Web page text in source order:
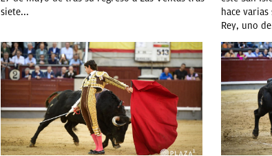
siete...
hace
Rey, uno